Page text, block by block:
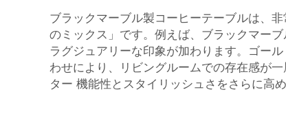
ブラックマーブル製コーヒーテーブルは、
のミックス」です。例えば、ブラックマー
ラグジュアリーな印象が加わります。ゴー
わせにより、リビングルームでの存在感が
ター 機能性とスタイリッシュさをさらに高